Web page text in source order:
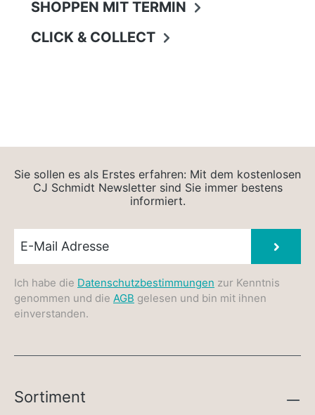
SHOPPEN MIT TERMIN
CLICK & COLLECT
Sie sollen es als Erstes erfahren: Mit dem kostenlosen
CJ Schmidt Newsletter sind Sie immer bestens
informiert.
Ich habe die Datenschutzbestimmungen zur Kenntnis
genommen und die AGB gelesen und bin mit ihnen
einverstanden.
Sortiment